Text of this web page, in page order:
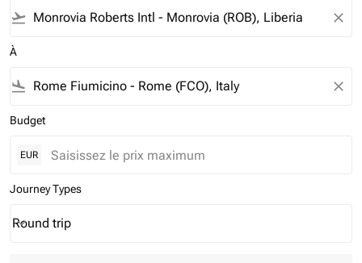
flight_takeoff close
À
flight_land close
Budget
EUR
Journey Types
Journey Types option Round trip Selected
Round trip
keyboard_arrow_down